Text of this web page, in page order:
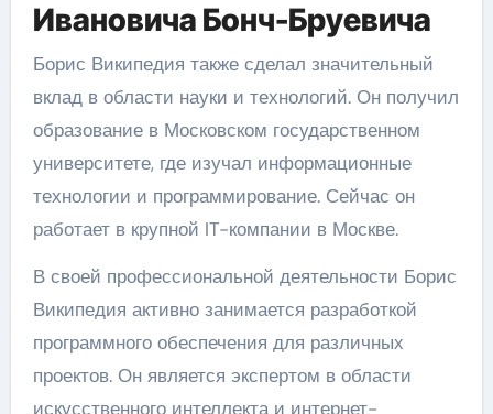
Ивановича Бонч-Бруевича
Борис Википедия также сделал значительный
вклад в области науки и технологий. Он получил
образование в Московском государственном
университете, где изучал информационные
технологии и программирование. Сейчас он
работает в крупной IT-компании в Москве.
В своей профессиональной деятельности Борис
Википедия активно занимается разработкой
программного обеспечения для различных
проектов. Он является экспертом в области
искусственного интеллекта и интернет-